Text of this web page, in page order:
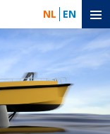
NL EN